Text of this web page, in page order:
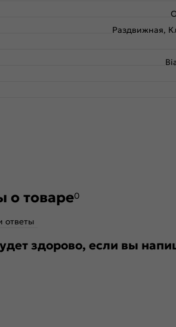
Раздвижная,
о товаре0
ответы
здорово, если вы